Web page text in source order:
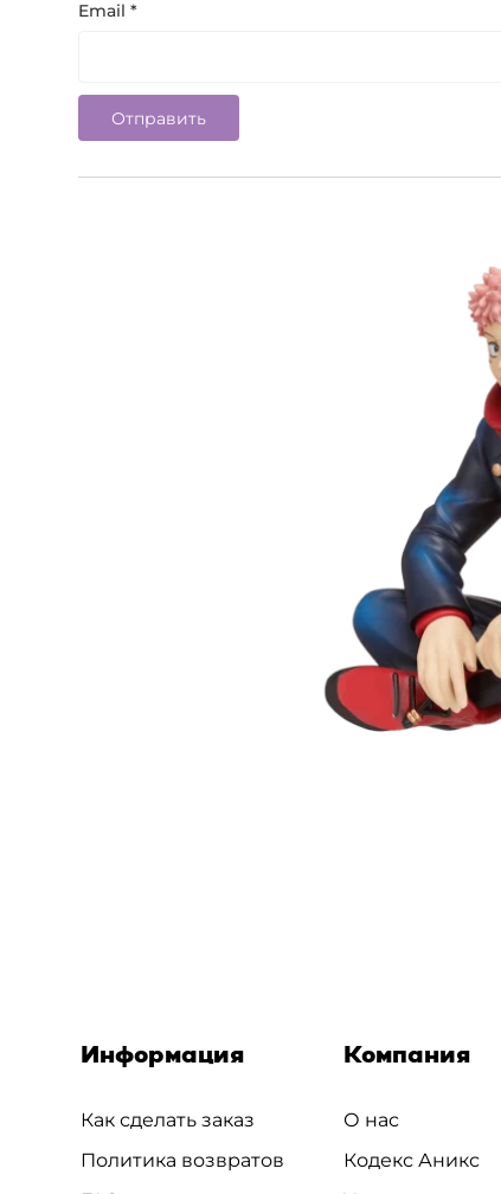
Email *
Информация
Как сделать заказ
Политика возвратов
Компания
О нас
Кодекс Аникс